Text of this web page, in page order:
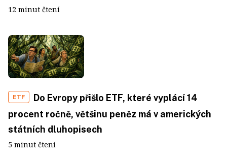
12 minut čtení
ETF
Do Evropy přišlo ETF, které vyplácí 14
procent ročně, většinu peněz má v amerických
státních dluhopisech
5 minut čtení